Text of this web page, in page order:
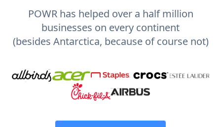
POWR has helped over a half million
businesses on every continent
(besides Antarctica, because of course not)